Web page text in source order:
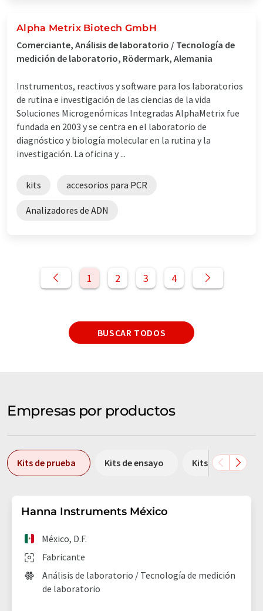
Alpha Metrix Biotech GmbH
Comerciante, Análisis de laboratorio / Tecnología de
medición de laboratorio, Rödermark, Alemania
Instrumentos, reactivos y software para los laboratorios
de rutina e investigación de las ciencias de la vida
Soluciones Microgenómicas Integradas AlphaMetrix fue
fundada en 2003 y se centra en el laboratorio de
diagnóstico y biología molecular en la rutina y la
investigación. La oficina y ...
kits accesorios para PCR
Analizadores de ADN
1 2 3 4
BUSCAR TODOS
Empresas por productos
Kits de prueba Kits de ensayo Kits de filtración
Hanna Instruments México
Fabricante
México, D.F.
Análisis de laboratorio / Tecnología de medición
de laboratorio